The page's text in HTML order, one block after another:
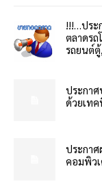
!!!…ประ
ตลาดรถ
รถยนต์ตู้
ประกาศ
ด้วยเท
ประกา
คอมพิวเ